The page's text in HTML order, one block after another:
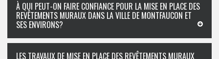
À QUI PEUT-ON FAIRE CONFIANCE POUR LA MISE EN PLACE DES
REVÊTEMENTS MURAUX DANS LA VILLE DE MONTFAUCON ET
SES ENVIRONS?
LES TRAVAUX DE MISE EN PLACE DES REVÊTEMENTS MURAUX